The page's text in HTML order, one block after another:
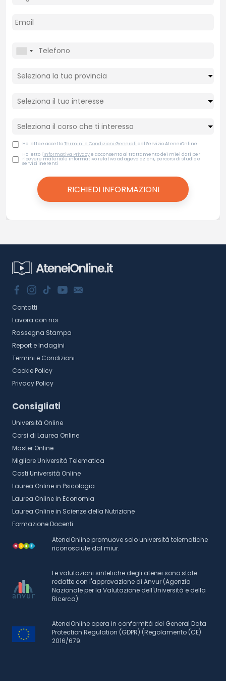
Ho letto e accettoTermini e Condizioni Generali del Servizio AteneiOnline
Ho letto l'Informativa Privacye acconsento al trattamento dei miei dati per
ricevere materiale informativo relativo ad agevolazioni, percorsi di studio e
servizi inerenti
Contatti
Lavora con noi
Rassegna Stampa
Report e Indagini
Termini e Condizioni
Cookie Policy
Privacy Policy
Consigliati
Università Online
Corsi di Laurea Online
Master Online
Migliore Università Telematica
Costi Università Online
Laurea Online in Psicologia
Laurea Online in Economia
Laurea Online in Scienze della Nutrizione
Formazione Docenti
AteneiOnline promuove solo università telematiche
riconosciute dal miur.
Le valutazioni sintetiche degli atenei sono state
redatte con l'approvazione di Anvur (Agenzia
Nazionale per la Valutazione dell'Università e della
Ricerca).
AteneiOnline opera in conformità del General Data
Protection Regulation (GDPR) (Regolamento (CE)
2016/679.